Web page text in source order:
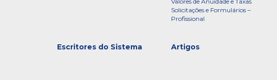
Solicitações e Formulários –
Profissional
Artigos
Escritores do Sistema